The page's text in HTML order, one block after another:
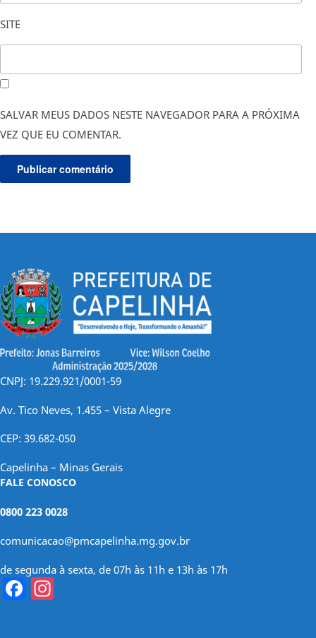
SITE
SALVAR MEUS DADOS NESTE NAVEGADOR PARA A PRÓXIMA
VEZ QUE EU COMENTAR.
CNPJ: 19.229.921/0001-59
Av. Tico Neves, 1.455 – Vista Alegre
CEP: 39.682-050
Capelinha – Minas Gerais
FALE CONOSCO
0800 223 0028
comunicacao@pmcapelinha.mg.gov.br
de segunda à sexta, de 07h às 11h e 13h às 17h
Facebook